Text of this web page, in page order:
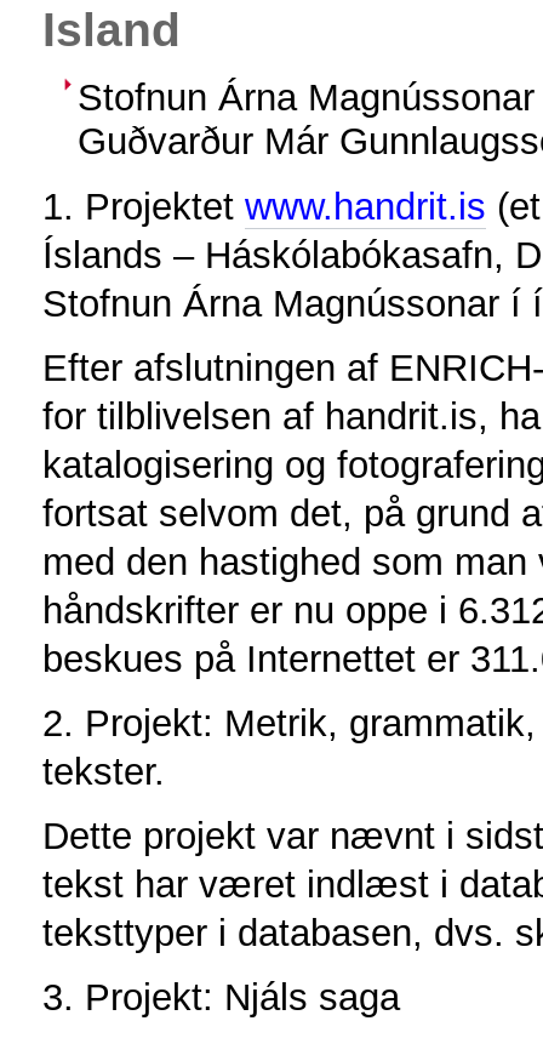
Island
Stofnun Árna
Guðvarður Már
1. Projektet www.handrit.is
Íslands – Háskólabókasafn,
Stofnun Árna Magnússonar
Efter afslutningen af
for tilblivelsen af handrit.is,
katalogisering og
fortsat selvom det, på grund
med den hastighed som
håndskrifter er nu oppe i
beskues på Internettet er
2. Projekt: Metrik,
tekster.
Dette projekt var nævnt i
tekst har været indlæst i
teksttyper i databasen, dvs.
3. Projekt: Njáls saga